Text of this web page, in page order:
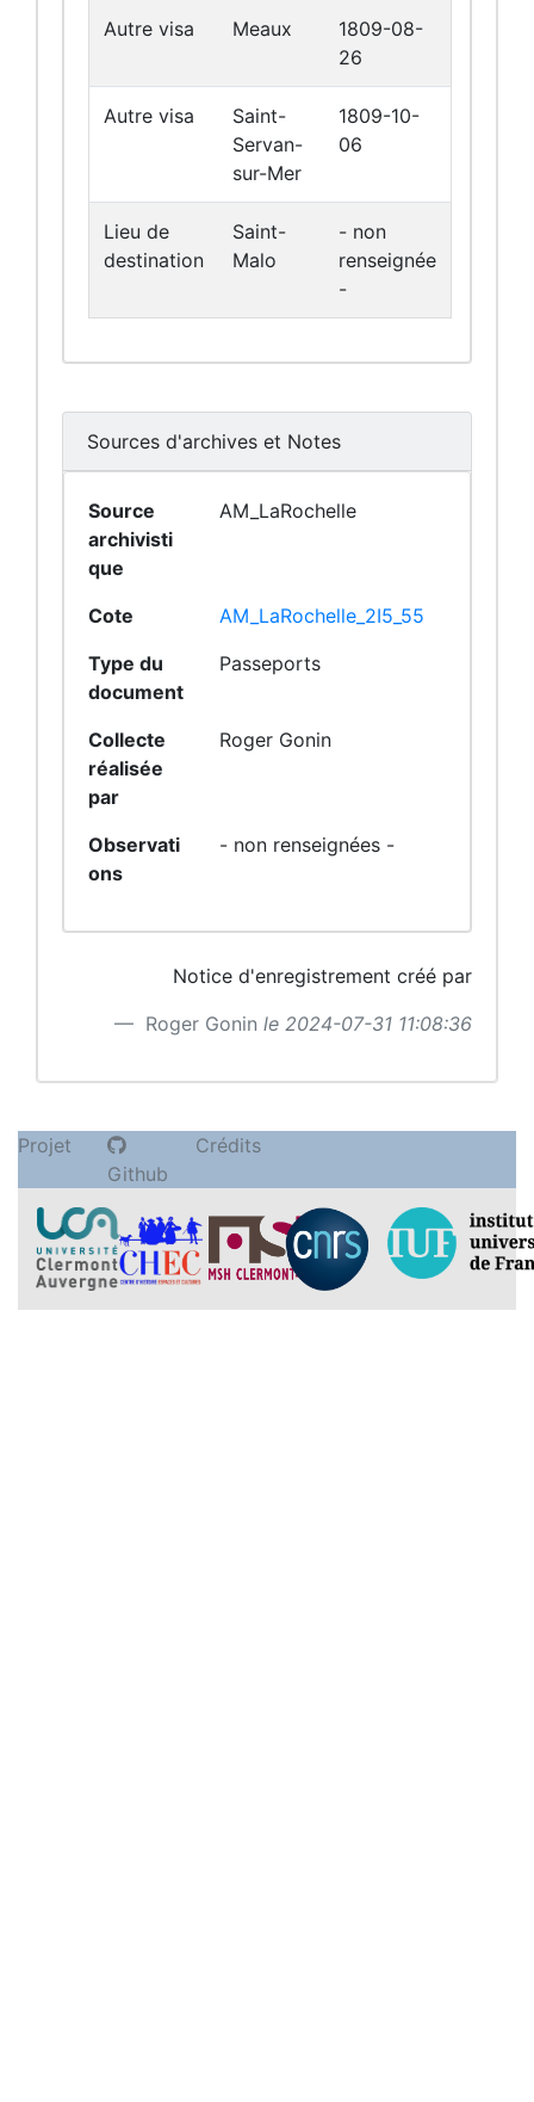
Autre visa Meaux
1809-08-
26
Autre visa
Saint-
Servan-
sur-Mer
1809-10-
06
Lieu de
destination
Saint-
Malo
- non
renseignée
-
Sources d'archives et Notes
Source
archivisti
que
AM_LaRochelle
Cote
AM_LaRochelle_2I5_55
Type du
document
Passeports
Collecte
réalisée
par
Roger Gonin
Observati
ons
- non renseignées -
Notice d'enregistrement créé par
Roger Gonin le 2024-07-31 11:08:36
Projet
Github
Crédits